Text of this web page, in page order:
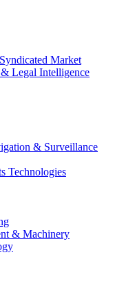
Syndicated Market
Legal Intelligence
& Surveillance
Technologies
& Machinery